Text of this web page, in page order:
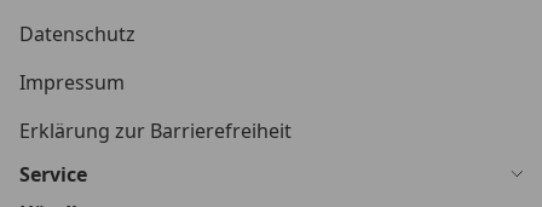
Datenschutz
Impressum
Erklärung zur Barrierefreiheit
Service